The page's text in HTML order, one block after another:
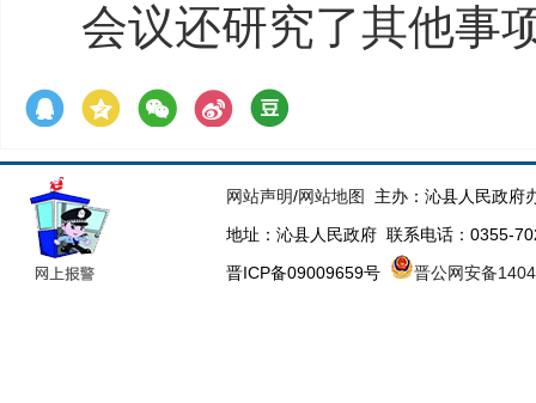
会议还研究了其他事
网站声明/网站地图
主办：沁县人民政府
地址：沁县人民政府 联系电话：0355-
晋ICP备09009659号
晋公网安备